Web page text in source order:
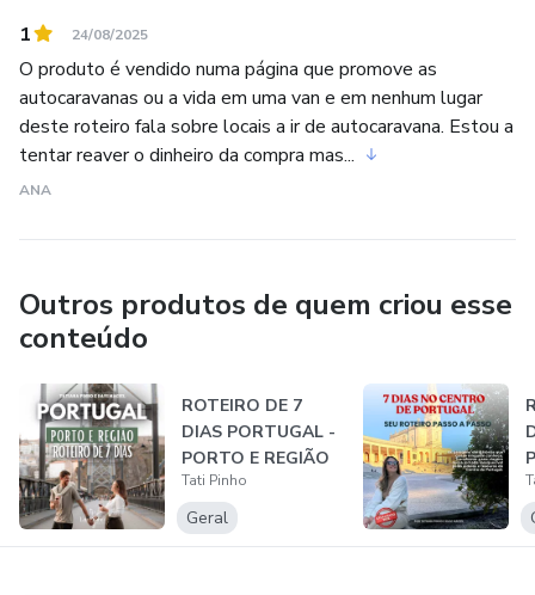
1 24/08/2025
O produto é vendido numa página que promove as
autocaravanas ou a vida em uma van e em nenhum lugar
deste roteiro fala sobre locais a ir de autocaravana. Estou a
tentar reaver o dinheiro da compra mas...
ANA
Outros produtos de quem criou esse
conteúdo
ROTEIRO DE 7
DIAS PORTUGAL -
PORTO E REGIÃO
Tati Pinho
Geral